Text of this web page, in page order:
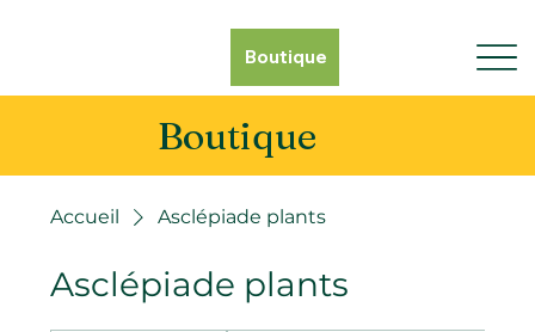
Boutique
Boutique
Accueil Asclépiade plants
Asclépiade plants